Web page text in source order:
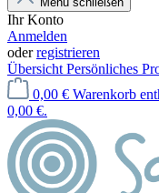
Ihr Konto
Anmelden
oderregistrieren
Übersicht Persönliches
0,00 € Warenkorb
0,00 €.